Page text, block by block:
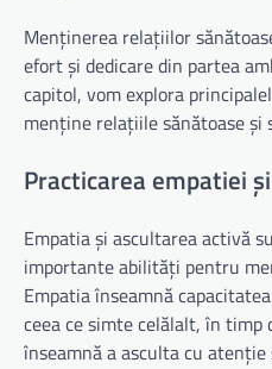
Menținerea relațiilor
efort și dedicare din partea
capitol, vom explora
menține relațiile sănătoase și
Practicarea empatiei
Empatia și ascultarea activă
importante abilități pentru
Empatia înseamnă
ceea ce simte celălalt, în timp
înseamnă a asculta cu